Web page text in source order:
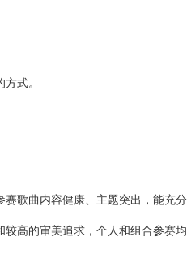
式。
歌曲内容健康、主题突出，能充分
高的审美追求，个人和组合参赛均